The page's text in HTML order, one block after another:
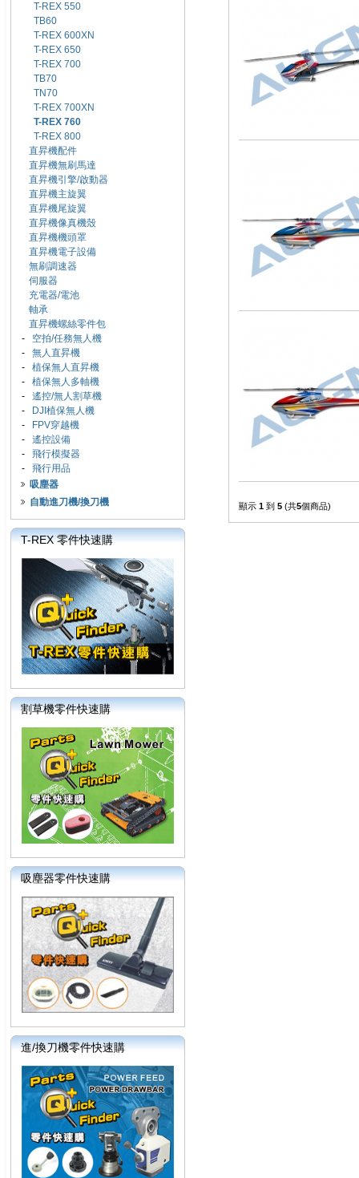
T-REX 550
TB60
T-REX 600XN
T-REX 650
T-REX 700
TB70
TN70
T-REX 700XN
T-REX 760
T-REX 800
直昇機配件
直昇機無刷馬達
直昇機引擎/啟動器
直昇機主旋翼
直昇機尾旋翼
直昇機像真機殼
直昇機機頭罩
直昇機電子設備
無刷調速器
伺服器
充電器/電池
軸承
直昇機螺絲零件包
- 空拍/任務無人機
- 無人直昇機
- 植保無人直昇機
- 植保無人多軸機
- 遙控/無人割草機
-
DJI植保無人機
-
FPV穿越機
- 遙控設備
- 飛行模擬器
- 飛行用品
吸塵器
自動進刀機/換刀機
T-REX 零件快速購
割草機零件快速購
吸塵器零件快速購
進/換刀機零件快速購
顯示 1 到 5 (共5個商品)